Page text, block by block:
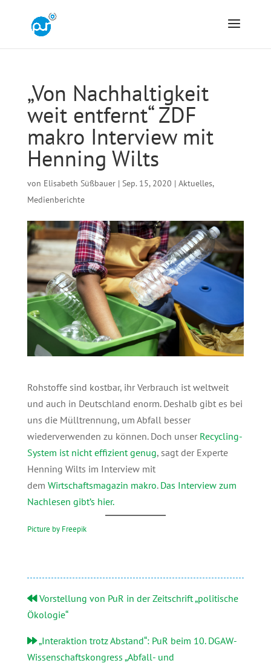
„Von Nachhaltigkeit
weit entfernt“ ZDF
makro Interview mit
Henning Wilts
von Elisabeth Süßbauer| Sep. 15, 2020 | Aktuelles,
Medienberichte
Rohstoffe sind kostbar, ihr Verbrauch ist weltweit
und auch in Deutschland enorm. Deshalb gibt es bei
uns die Mülltrennung, um Abfall besser
wiederverwenden zu können. Doch unser Recycling-
System ist nicht effizient genug, sagt der Experte
Henning Wilts im Interview mit
dem Wirtschaftsmagazin makro. Das Interview zum
Nachlesen gibt’s hier.
Picture by Freepik
Vorstellung von PuR in der Zeitschrift „politische
Ökologie“
„Interaktion trotz Abstand“: PuR beim 10. DGAW-
Wissenschaftskongress „Abfall- und